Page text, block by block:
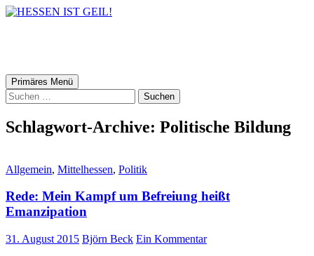
Suchen
Primäres Menü Zum
Inhalt
springen
Suchen
nach:
Schlagwort-Archive: Politische Bildung
Allgemein, Mittelhessen, Politik
Rede: Mein Kampf um Befreiung heißt
Emanzipation
31. August 2015 Björn Beck Ein Kommentar